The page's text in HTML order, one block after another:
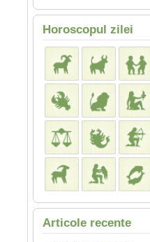
Horoscopul zilei
Articole recente